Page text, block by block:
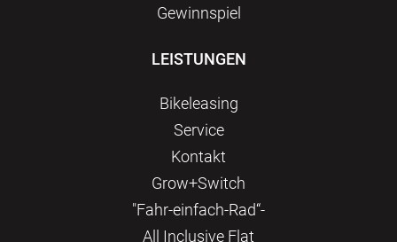
Gewinnspiel
LEISTUNGEN
Bikeleasing
Service
Kontakt
Grow+Switch
"Fahr-einfach-Rad“-
All Inclusive Flat